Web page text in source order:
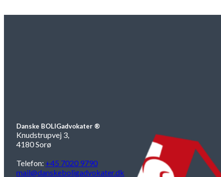
Danske BOLIGadvokater ®
Knudstrupvej 3,
4180 Sorø
Telefon: +45 7020 9790
mail@danskeboligadvokater.dk